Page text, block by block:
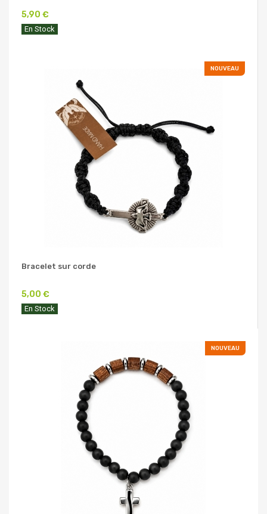
5,90 €
En Stock
NOUVEAU
Bracelet sur corde
5,00 €
En Stock
NOUVEAU